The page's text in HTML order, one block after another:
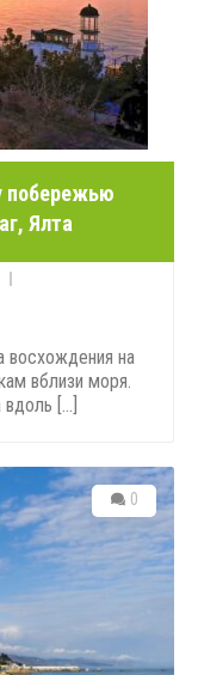
побережью
Ялта
на
вблизи моря.
[...]
0